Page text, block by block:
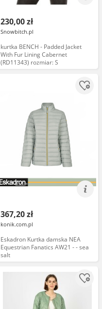
230,00 zł
Snowbitch.pl
kurtka BENCH - Padded Jacket
With Fur Lining Cabernet
(RD11343) rozmiar: S
367,20 zł
konik.com.pl
Eskadron Kurtka damska NEA
Equestrian Fanatics AW21 - - sea
salt